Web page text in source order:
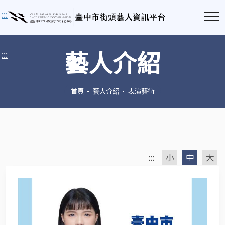
:::
::: 藝人介紹
首頁 藝人介紹 表演藝術
::: 小 中 大